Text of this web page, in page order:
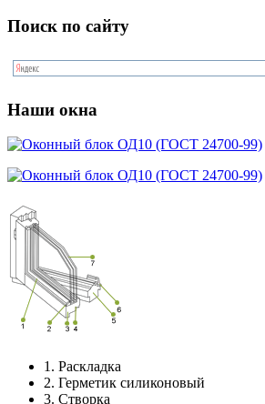
Поиск по сайту
Наши окна
1. Раскладка
2. Герметик силиконовый
3. Створка